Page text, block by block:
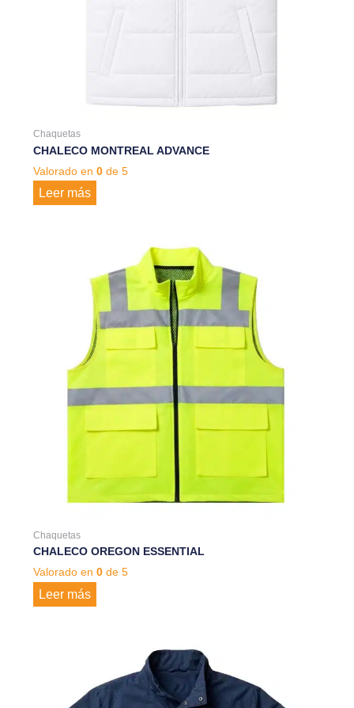
Chaquetas
CHALECO MONTREAL ADVANCE
Valorado en0 de 5
Leer más
Chaquetas
CHALECO OREGON ESSENTIAL
Valorado en0 de 5
Leer más